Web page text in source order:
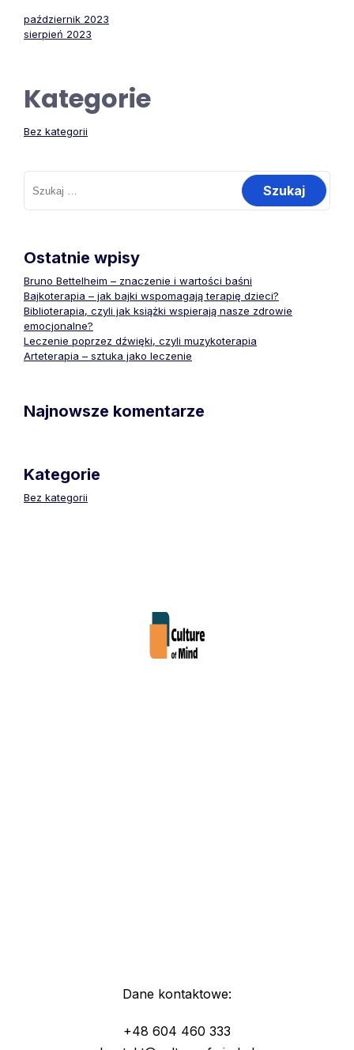
październik 2023
sierpień 2023
Kategorie
Bez kategorii
Szukaj:
Ostatnie wpisy
Bruno Bettelheim – znaczenie i wartości baśni
Bajkoterapia – jak bajki wspomagają terapię dzieci?
Biblioterapia, czyli jak książki wspierają nasze zdrowie
emocjonalne?
Leczenie poprzez dźwięki, czyli muzykoterapia
Arteterapia – sztuka jako leczenie
Najnowsze komentarze
Kategorie
Bez kategorii
Dane kontaktowe:
+48 604 460 333